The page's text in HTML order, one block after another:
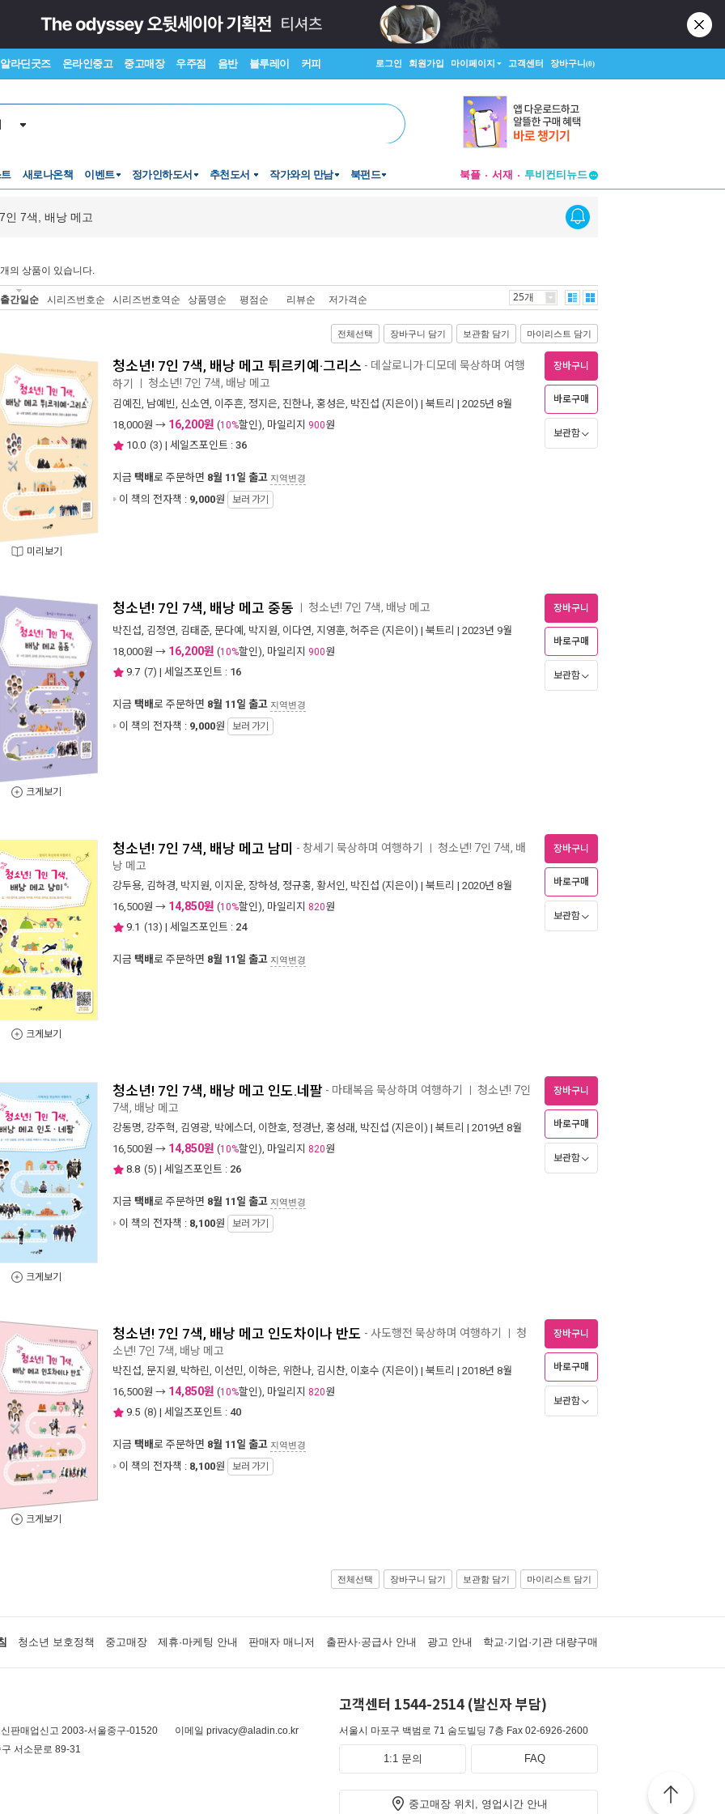
알라딘굿즈 온라인중고 중고매장 우주점 음반 블루레이 커피 로그인 회원가입 마이페이지 고객센터 장바구니(0)
새로나온책 이벤트 정가인하도서 추천도서 작가와의 만남 북펀드 북플 서재
투비컨티뉴드
투비컨티뉴드
인 7색, 배낭 메고
개의 상품이 있습니다.
출간일순 시리즈번호순 시리즈번호역순 상품명순 평점순 리뷰순 저가격순 25개
전체선택 장바구니 담기 보관함 담기 마이리스트 담기
미리보기
청소년! 7인 7색, 배낭 메고 튀르키예·그리스 - 데살로니가·디모데 묵상하며 여행
하기 청소년! 7인 7색, 배낭 메고
김예진, 남예빈, 신소연, 이주흔, 정지은, 진한나, 홍성은, 박진섭 (지은이) | 북트리 | 2025년 8월
18,000원 → 16,200원 (10%할인), 마일리지 900원
10.0 (3) | 세일즈포인트 : 36
지금 택배로 주문하면 8월 11일 출고 지역변경
이 책의 전자책 : 9,000원 보러 가기
장바구니
바로구매
보관함
크게보기
청소년! 7인 7색, 배낭 메고 중동 청소년! 7인 7색, 배낭 메고
박진섭, 김정연, 김태준, 문다예 , 박지원, 이다연, 지영훈, 허주은 (지은이) | 북트리 | 2023년 9월
18,000원 → 16,200원 (10%할인), 마일리지 900원
9.7 (7) | 세일즈포인트 : 16
지금 택배로 주문하면 8월 11일 출고 지역변경
이 책의 전자책 : 9,000원 보러 가기
장바구니
바로구매
보관함
크게보기
청소년! 7인 7색, 배낭 메고 남미 - 창세기 묵상하며 여행하기 청소년! 7인 7색, 배
낭 메고
강두용, 김하경, 박지원, 이지운, 장하성, 정규홍, 황서인, 박진섭 (지은이) | 북트리 | 2020년 8월
16,500원 → 14,850원 (10%할인), 마일리지 820원
9.1 (13) | 세일즈포인트 : 24
지금 택배로 주문하면 8월 11일 출고 지역변경
장바구니
바로구매
보관함
크게보기
청소년! 7인 7색, 배낭 메고 인도.네팔 - 마태복음 묵상하며 여행하기 청소년! 7인
7색, 배낭 메고
강동명, 강주혁, 김영광, 박에스더 , 이한호, 정경난, 홍성래, 박진섭 (지은이) | 북트리 | 2019년 8월
16,500원 → 14,850원 (10%할인), 마일리지 820원
8.8 (5) | 세일즈포인트 : 26
지금 택배로 주문하면 8월 11일 출고 지역변경
이 책의 전자책 : 8,100원 보러 가기
장바구니
바로구매
보관함
크게보기
청소년! 7인 7색, 배낭 메고 인도차이나 반도 - 사도행전 묵상하며 여행하기 청
소년! 7인 7색, 배낭 메고
박진섭, 문지원, 박하린, 이선민, 이하은, 위한나, 김시찬, 이호수 (지은이) | 북트리 | 2018년 8월
16,500원 → 14,850원 (10%할인), 마일리지 820원
9.5 (8) | 세일즈포인트 : 40
지금 택배로 주문하면 8월 11일 출고 지역변경
이 책의 전자책 : 8,100원 보러 가기
장바구니
바로구매
보관함
전체선택 장바구니 담기 보관함 담기 마이리스트 담기
청소년 보호정책 중고매장 제휴·마케팅 안내 판매자 매니저 출판사·공급사 안내 광고 안내 학교·기업·기관 대량구매
판매업신고 2003-서울중구-01520
이메일 privacy@aladin.co.kr
서소문로 89-31
고객센터 1544-2514 (발신자 부담)
서울시 마포구 백범로 71 숨도빌딩 7층 Fax 02-6926-2600
1:1 문의 FAQ
중고매장 위치, 영업시간 안내